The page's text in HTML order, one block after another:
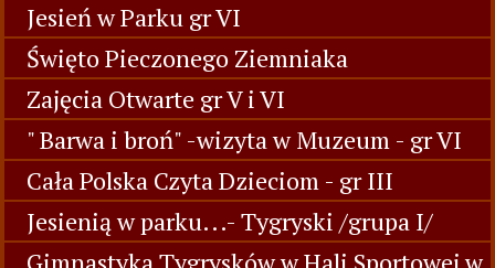
Jesień w Parku gr VI
Święto Pieczonego Ziemniaka
Zajęcia Otwarte gr V i VI
" Barwa i broń" -wizyta w Muzeum - gr VI
Cała Polska Czyta Dzieciom - gr III
Jesienią w parku...- Tygryski /grupa I/